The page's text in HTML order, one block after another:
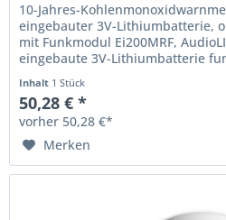
10-Jahres-
eingebauter 3V-Lithiumbatterie,
mit Funkmodul Ei200MRF,
eingebaute 3V-Lithiumbatterie
Inhalt 1 Stück
50,28 € *
vorher 50,28 €*
Merken